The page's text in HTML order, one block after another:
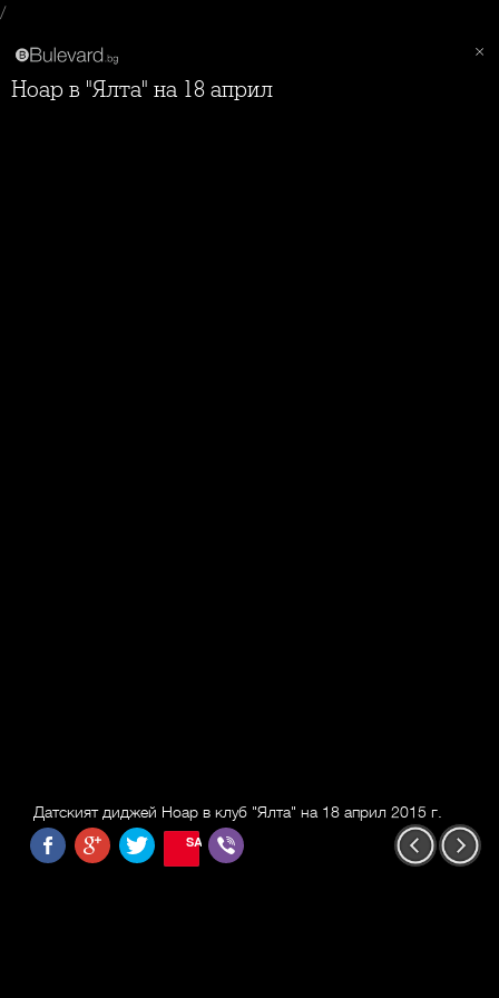
/
Ноар в "Ялта" на 18 април
Датският диджей Ноар в клуб "Ялта" на 18 април 2015 г.
SAVE